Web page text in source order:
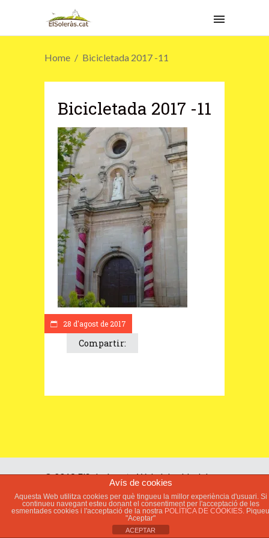
Home Bicicletada 2017 -11
28 d'agost de 2017
Bicicletada 2017 -11
Compartir:
© 2018 ElSoleràs.cat - Web del poble del
Política de Privacitat
Avís de cookies
Aquesta Web utilitza cookies per què tingueu la millor experiència d'usuari. Si
continueu navegant esteu donant el consentiment per l'acceptació de les
esmentades cookies i l'acceptació de la nostra POLÍTICA DE COOKIES. Piqueu
"Aceptar"
ACEPTAR